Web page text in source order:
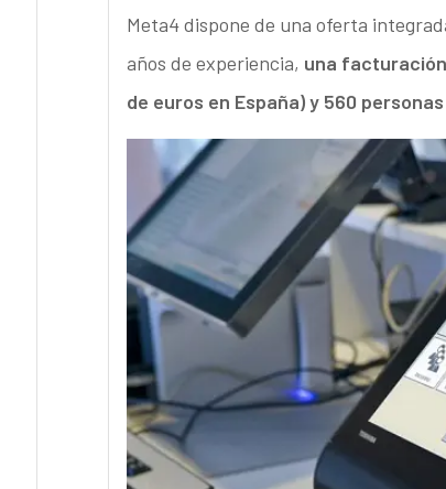
Meta4 dispone de una oferta
años de experiencia, una facturación
de euros en España) y 560